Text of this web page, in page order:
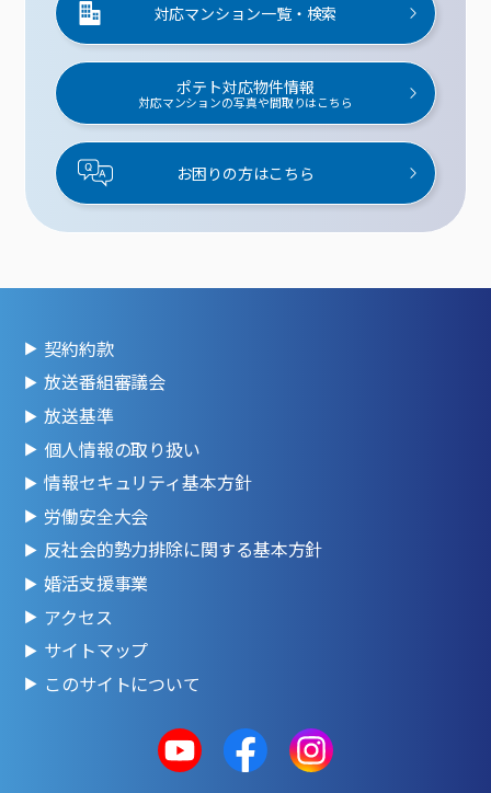
対応マンション一覧・検索
ポテト対応物件情報
対応マンションの写真や間取りはこちら
お困りの方はこちら
契約約款
放送番組審議会
放送基準
個人情報の取り扱い
情報セキュリティ基本方針
労働安全大会
反社会的勢力排除に関する基本方針
婚活支援事業
アクセス
サイトマップ
このサイトについて